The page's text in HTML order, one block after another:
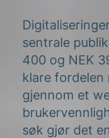
sentrale
400 og NEK
klare fordelen
gjennom et
søk gjør det